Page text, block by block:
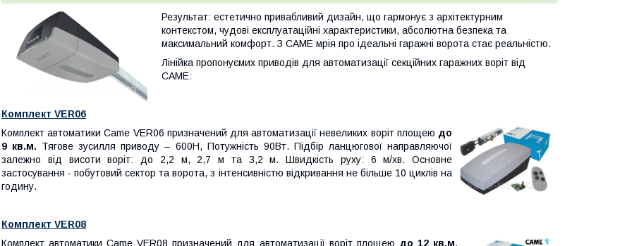
Результат: естетично привабливий дизайн, що гармонує з архітектурним
контекстом, чудові експлуатаційні характеристики, абсолютна безпека та
максимальний комфорт. З CAME мрія про ідеальні гаражні ворота стає реальністю.
Лінійка пропонуємих приводів для автоматизації секційних гаражних воріт від
САМЕ:
Комплект VER06
Комплект автоматики Came VER06 призначений для автоматизації невеликих воріт площею до
9 кв.м. Тягове зусилля приводу – 600Н, Потужність 90Вт. Підбір ланцюгової направляючої
залежно від висоти воріт: до 2,2 м, 2,7 м та 3,2 м. Швидкість руху: 6 м/хв. Основне
застосування - побутовий сектор та ворота, з інтенсивністю відкривання не більше 10 циклів на
годину.
Комплект VER08
Комплект автоматики Came VER08 призначений для автоматизації воріт площею до 12 кв.м.